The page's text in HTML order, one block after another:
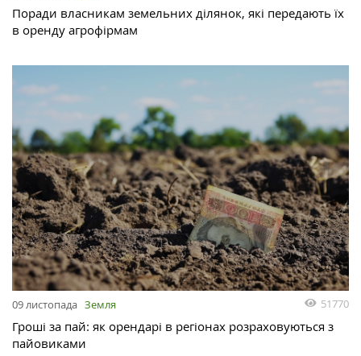
Поради власникам земельних ділянок, які передають їх
в оренду агрофірмам
09 листопада Земля 51770
Гроші за пай: як орендарі в регіонах розраховуються з
пайовиками